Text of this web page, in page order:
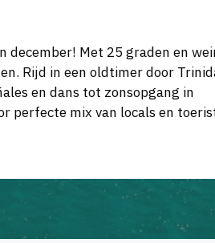
december! Met 25 graden en
Rijd in een oldtimer door
en dans tot zonsopgang in
perfecte mix van locals en